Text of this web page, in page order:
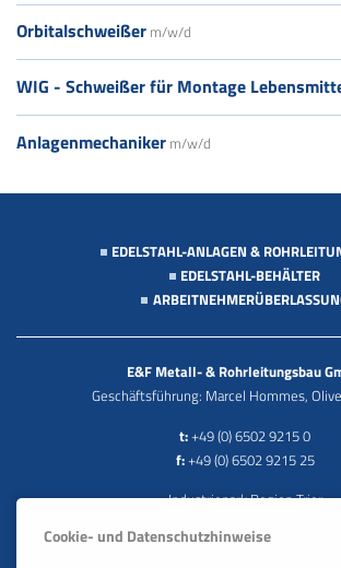
Orbitalschweißer m/w/d
WIG - Schweißer für Montage
Anlagenmechaniker m/w/d
EDELSTAHL-ANLAGEN &
EDELSTAHL-BEHÄLTER
E&F Metall- & Rohrleitungsbau
Geschäftsführung: Marcel Hommes,
t:+49 (0) 6502 9215 0
f:+49 (0) 6502 9215 25
Industriepark Region Trier
Cookie- und Datenschutzhinweise